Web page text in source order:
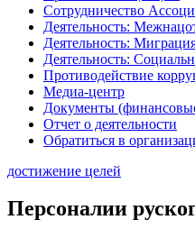
Сотрудничество
Деятельность:
Деятельность:
Деятельность:
Противодействие
Медиа-центр
Документы
Отчет о деятельности
Обратиться в
достижение целей
Персоналии